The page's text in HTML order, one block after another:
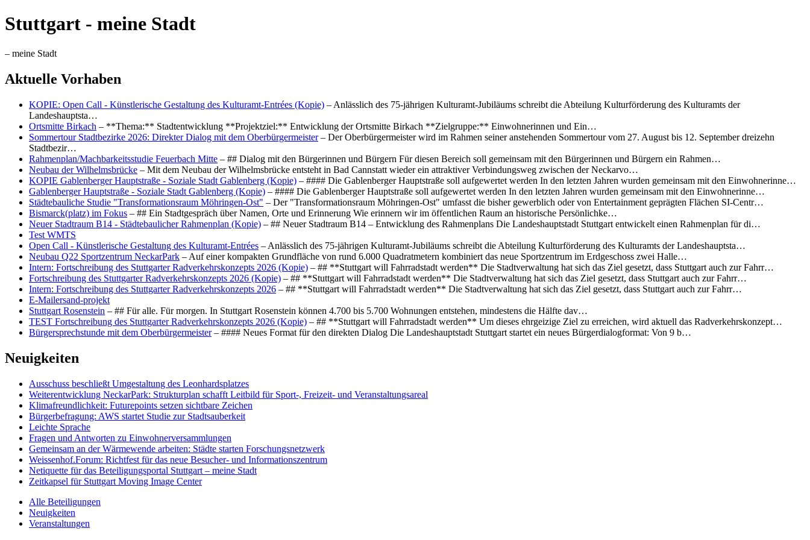
Stuttgart - meine Stadt
– meine Stadt
Aktuelle Vorhaben
KOPIE: Open Call - Künstlerische Gestaltung des Kulturamt-Entrées (Kopie) – Anlässlich des 75-jährigen Kulturamt-Jubiläums schreibt die Abteilung Kulturförderung des Kulturamts der
Landeshauptsta…
Ortsmitte Birkach – **Thema:** Stadtentwicklung **Projektziel:** Entwicklung der Ortsmitte Birkach **Zielgruppe:** Einwohnerinnen und Ein…
Sommertour Stadtbezirke 2026: Direkter Dialog mit dem Oberbürgermeister– Der Oberbürgermeister wird im Rahmen seiner anstehenden Sommertour vom 27. August bis 12. September dreizehn
Stadtbezir…
Rahmenplan/Machbarkeitsstudie Feuerbach Mitte – ## Dialog mit den Bürgerinnen und Bürgern Für diesen Bereich soll gemeinsam mit den Bürgerinnen und Bürgern ein Rahmen…
Neubau der Wilhelmsbrücke – Mit dem Neubau der Wilhelmsbrücke entsteht in Bad Cannstatt wieder ein attraktiver Verbindungsweg zwischen der Neckarvo…
KOPIE Gablenberger Hauptstraße - Soziale Stadt Gablenberg (Kopie) – #### Die Gablenberger Hauptstraße soll aufgewertet werden In den letzten Jahren wurden gemeinsam mit den Einwohnerinne…
Gablenberger Hauptstraße - Soziale Stadt Gablenberg (Kopie) – #### Die Gablenberger Hauptstraße soll aufgewertet werden In den letzten Jahren wurden gemeinsam mit den Einwohnerinne…
Städtebauliche Studie "Transformationsraum Möhringen-Ost" – Der "Transformationsraum Möhringen-Ost" umfasst die bisher gewerblich oder von Entertainment geprägten Flächen SI-Centr…
Bismarck(platz) im Fokus – ## Ein Stadtgespräch über Namen, Orte und Erinnerung Wie erinnern wir im öffentlichen Raum an historische Persönlichke…
Neuer Stadtraum B14 - Städtebaulicher Rahmenplan (Kopie) – ## Neuer Stadtraum B14 – Entwicklung des Rahmenplans Die Landeshauptstadt Stuttgart entwickelt einen Rahmenplan für di…
Test WMTS
Open Call - Künstlerische Gestaltung des Kulturamt-Entrées – Anlässlich des 75-jährigen Kulturamt-Jubiläums schreibt die Abteilung Kulturförderung des Kulturamts der Landeshauptsta…
Neubau Q22 Sportzentrum NeckarPark – Auf einer kompakten Grundfläche von rund 6.000 Quadratmetern kombiniert das neue Sportzentrum im Erdgeschoss zwei Halle…
Intern: Fortschreibung des Stuttgarter Radverkehrskonzepts 2026 (Kopie) – ## **Stuttgart will Fahrradstadt werden** Die Stadtverwaltung hat sich das Ziel gesetzt, dass Stuttgart auch zur Fahrr…
Fortschreibung des Stuttgarter Radverkehrskonzepts 2026 (Kopie) – ## **Stuttgart will Fahrradstadt werden** Die Stadtverwaltung hat sich das Ziel gesetzt, dass Stuttgart auch zur Fahrr…
Intern: Fortschreibung des Stuttgarter Radverkehrskonzepts 2026 – ## **Stuttgart will Fahrradstadt werden** Die Stadtverwaltung hat sich das Ziel gesetzt, dass Stuttgart auch zur Fahrr…
E-Mailersand-projekt
Stuttgart Rosenstein – ## Für alle. Für morgen. In Stuttgart Rosenstein können 4.700 bis 5.700 Wohnungen entstehen, mindestens die Hälfte dav…
TEST Fortschreibung des Stuttgarter Radverkehrskonzepts 2026 (Kopie) – ## **Stuttgart will Fahrradstadt werden** Um dieses ehrgeizige Ziel zu erreichen, wird aktuell das Radverkehrskonzept…
Bürgersprechstunde mit dem Oberbürgermeister– #### Neues Format für den direkten Dialog Die Landeshauptstadt Stuttgart startet ein neues Bürgerdialogformat: Von 9 b…
Neuigkeiten
Ausschuss beschließt Umgestaltung des Leonhards­platzes
Weiterentwicklung NeckarPark: Strukturplan schafft Leitbild für Sport-, Freizeit- und Veranstaltungsareal
Klimafreundlichkeit: Futurepoints setzen sichtbare Zeichen
Bürgerbefragung: AWS startet Studie zur Stadtsauberkeit
Leichte Sprache
Fragen und Antworten zu Einwohnerversammlungen
Gemeinsam an der Wärmewende arbeiten: Städte starten Forschungsnetzwerk
Weissenhof.Forum: Richtfest für das neue Besucher- und Informationszentrum
Netiquette für das Beteiligungsportal Stuttgart – meine Stadt
Zeitkapsel für Stuttgart Moving Image Center
Alle Beteiligungen
Neuigkeiten
Veranstaltungen